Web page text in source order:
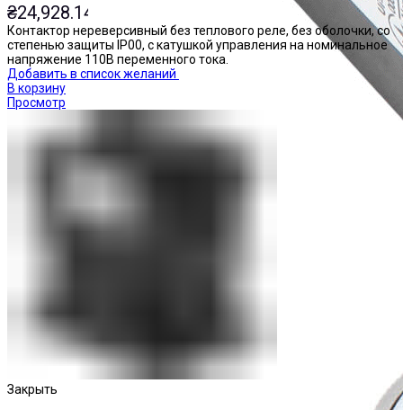
₴24,928.14
Контактор нереверсивный без теплового реле, без оболочки, со
степенью защиты IP00, с катушкой управления на номинальное
напряжение 110В переменного тока.
Добавить в список желаний
В корзину
Просмотр
Закрыть